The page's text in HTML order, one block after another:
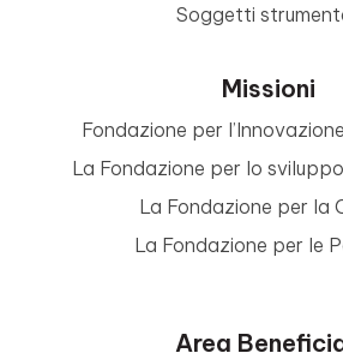
Soggetti
Missioni
Fondazione per
La Fondazione per lo
La Fondazione per la
La Fondazione per le
Area